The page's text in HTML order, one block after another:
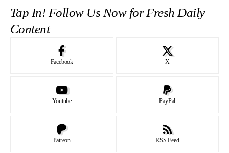
Tap In! Follow Us Now for Fresh Daily
Content
Facebook X
Youtube PayPal
Patreon RSS Feed